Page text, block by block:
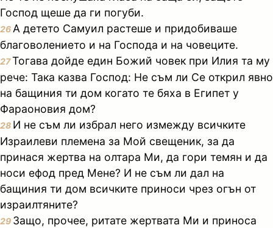
Господ щеше да ги погуби.
26 А детето Самуил растеше и придобиваше
благоволението и на Господа и на човеците.
27Тогава дойде един Божий човек при Илия та му
рече: Така казва Господ: Не съм ли Се открил явно
на бащиния ти дом когато те бяха в Египет у
Фараоновия дом?
28 И не съм ли избрал него измежду всичките
Израилеви племена за Мой свещеник, за да
принася жертва на олтара Ми, да гори темян и да
носи ефод пред Мене? И не съм ли дал на
бащиния ти дом всичките приноси чрез огън от
израилтяните?
29 Защо, прочее, ритате жертвата Ми и приноса